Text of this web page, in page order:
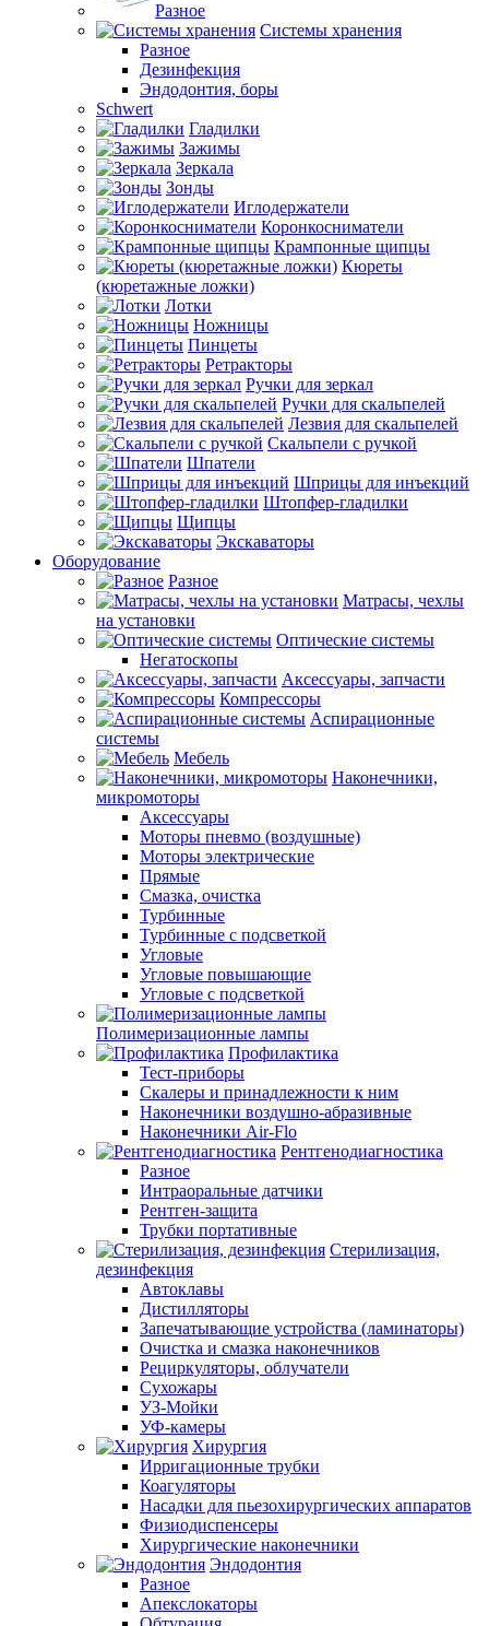
Разное
Системы хранения
Разное
Дезинфекция
Эндодонтия, боры
Schwert
Гладилки
Зажимы
Зеркала
Зонды
Иглодержатели
Коронкосниматели
Крампонные щипцы
Кюреты
(кюретажные ложки)
Лотки
Ножницы
Пинцеты
Ретракторы
Ручки для зеркал
Ручки для скальпелей
Лезвия для скальпелей
Скальпели с ручкой
Шпатели
Шприцы для инъекций
Штопфер-гладилки
Щипцы
Экскаваторы
Оборудование
Разное
Матрасы, чехлы
на установки
Оптические системы
Негатоскопы
Аксессуары, запчасти
Компрессоры
Аспирационные
системы
Мебель
Наконечники,
микромоторы
Аксессуары
Моторы пневмо (воздушные)
Моторы электрические
Прямые
Смазка, очистка
Турбинные
Турбинные с подсветкой
Угловые
Угловые повышающие
Угловые с подсветкой
Полимеризационные лампы
Профилактика
Тест-приборы
Скалеры и принадлежности к ним
Наконечники воздушно-абразивные
Наконечники Air-Flo
Рентгенодиагностика
Разное
Интраоральные датчики
Рентген-защита
Трубки портативные
Стерилизация,
дезинфекция
Автоклавы
Дистилляторы
Запечатывающие устройства (ламинаторы)
Очистка и смазка наконечников
Рециркуляторы, облучатели
Сухожары
УЗ-Мойки
УФ-камеры
Хирургия
Ирригационные трубки
Коагуляторы
Насадки для пьезохирургических аппаратов
Физиодиспенсеры
Хирургические наконечники
Эндодонтия
Разное
Апекслокаторы